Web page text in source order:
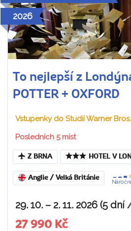
2026
To nejlepší z
POTTER + OXFORD
Vstupenky do Studií Warner
Posledních 5 míst
Z BRNA HOTEL V
Anglie / Velká Británie
29. 10. – 2. 11. 2026 (5
27 990 Kč